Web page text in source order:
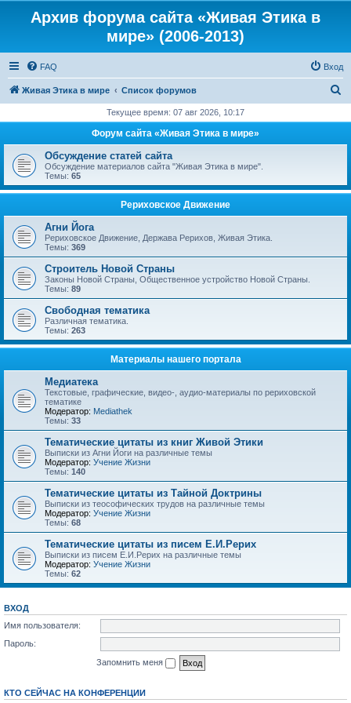
Архив форума сайта «Живая Этика в
мире» (2006-2013)
FAQ Вход
Живая Этика в мире Список форумов
с
Текущее время: 07 авг 2026, 10:17
Форум сайта «Живая Этика в мире»
Обсуждение статей сайта
Обсуждение материалов сайта "Живая Этика в мире".
Темы: 65
Рериховское Движение
Агни Йога
Рериховское Движение, Держава Рерихов, Живая Этика.
Темы: 369
Строитель Новой Страны
Законы Новой Страны, Общественное устройство Новой Страны.
Темы: 89
Свободная тематика
Различная тематика.
Темы: 263
Материалы нашего портала
Медиатека
Текстовые, графические, видео-, аудио-материалы по рериховской
тематике
Модератор: Mediathek
Темы: 33
Тематические цитаты из книг Живой Этики
Выписки из Агни Йоги на различные темы
Модератор: Учение Жизни
Темы: 140
Тематические цитаты из Тайной Доктрины
Выписки из теософических трудов на различные темы
Модератор: Учение Жизни
Темы: 68
Тематические цитаты из писем Е.И.Рерих
Выписки из писем Е.И.Рерих на различные темы
Модератор: Учение Жизни
Темы: 62
ВХОД
Имя пользователя:
Пароль:
Запомнить меня
КТО СЕЙЧАС НА КОНФЕРЕНЦИИ